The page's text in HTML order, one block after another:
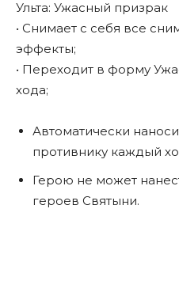
Ульта: Ужасный призрак
• Снимает с себя все
эффекты;
• Переходит в форму
хода;
Автоматически
противнику каждый
Герою не может
героев Святыни.